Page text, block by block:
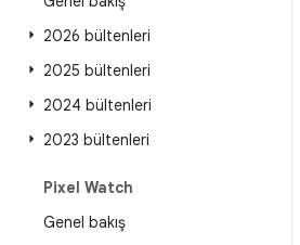
2026 bültenleri
2025 bültenleri
2024 bültenleri
2023 bültenleri
Pixel Watch
Genel bakış